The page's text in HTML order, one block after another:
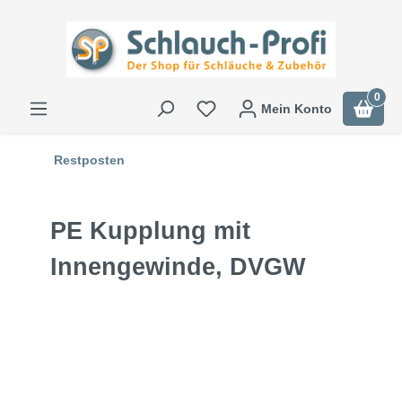
Mein Konto
0
Restposten
PE Kupplung mit
Innengewinde, DVGW